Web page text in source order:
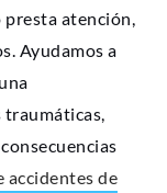
atención,
Ayudamos a
traumáticas,
accidentes de